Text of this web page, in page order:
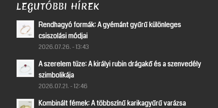
LEGUTÓBBI HÍREK
Rendhagyó formák: A gyémánt gyűrű különleges
csiszolási módjai
2026.07.26. - 13:43
A szerelem tüze: A királyi rubin drágakő és a szenvedély
szimbolikája
2026.07.21. - 12:46
Kombinált fémek: A többszínű karikagyűrű varázsa